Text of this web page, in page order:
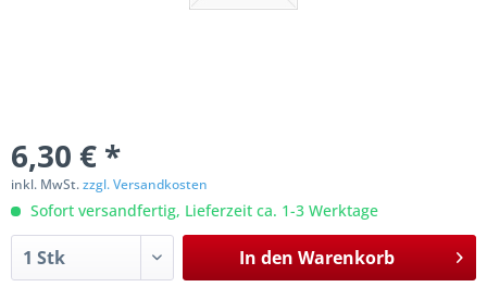
6,30 € *
inkl. MwSt.zzgl. Versandkosten
Sofort versandfertig, Lieferzeit ca. 1-3 Werktage
In den Warenkorb